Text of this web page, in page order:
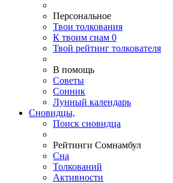
Персональное
Твои толкования
К твоим снам 0
Твой рейтинг толкователя
В помощь
Советы
Сонник
Лунный календарь
Сновидцы,
Поиск сновидца
Рейтинги Сомнамбул
Сна
Толкований
Активности